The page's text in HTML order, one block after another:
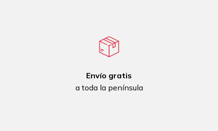
Envío gratis
a toda la península